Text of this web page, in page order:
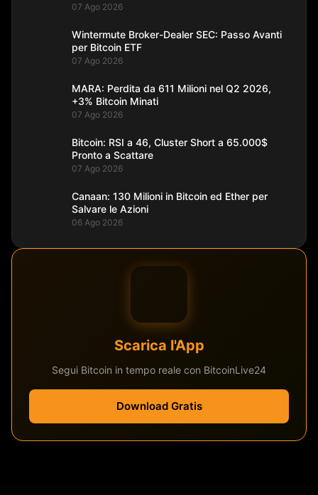
07 Ago 2026
Wintermute Broker-Dealer SEC: Passo Avanti
per Bitcoin ETF
07 Ago 2026
MARA: Perdita da 611 Milioni nel Q2 2026,
+3% Bitcoin Minati
07 Ago 2026
Bitcoin: RSI a 46, Cluster Short a 65.000$
Pronto a Scattare
07 Ago 2026
Canaan: 130 Milioni in Bitcoin ed Ether per
Salvare le Azioni
06 Ago 2026
Scarica l'App
Segui Bitcoin in tempo reale con BitcoinLive24
Download Gratis